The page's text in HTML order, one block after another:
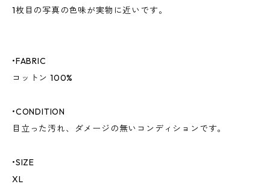
1枚目の写真の色味が実物に近いです。
•FABRIC
コットン 100%
•CONDITION
目立った汚れ、ダメージの無いコンディションです。
•SIZE
XL